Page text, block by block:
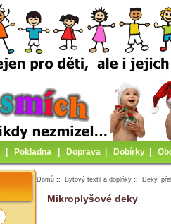
Pokladna Doprava Dobírky
Domů :: Bytový textil a doplňky :: Deky,
Mikroplyšové deky